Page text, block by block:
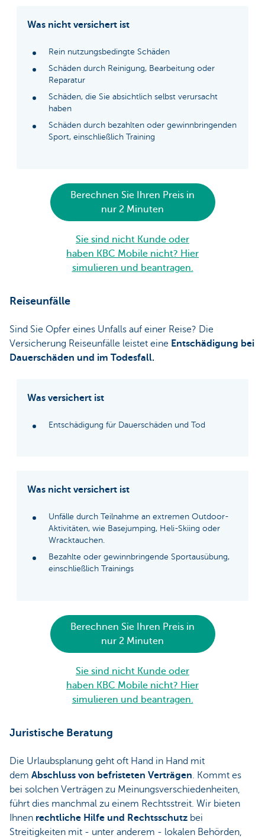
Was nicht versichert ist
Rein nutzungsbedingte Schäden
Schäden durch Reinigung, Bearbeitung oder
Reparatur
Schäden, die Sie absichtlich selbst verursacht
haben
Schäden durch bezahlten oder gewinnbringenden
Sport, einschließlich Training
Berechnen Sie Ihren Preis in
nur 2 Minuten
Sie sind nicht Kunde oder
haben KBC Mobile nicht? Hier
simulieren und beantragen.
Reiseunfälle
Sind Sie Opfer eines Unfalls auf einer Reise? Die
Versicherung Reiseunfälle leistet eine Entschädigung bei
Dauerschäden und im Todesfall.
Was versichert ist
Entschädigung für Dauerschäden und Tod
Was nicht versichert ist
Unfälle durch Teilnahme an extremen Outdoor-
Aktivitäten, wie Basejumping, Heli-Skiing oder
Wracktauchen.
Bezahlte oder gewinnbringende Sportausübung,
einschließlich Trainings
Berechnen Sie Ihren Preis in
nur 2 Minuten
Sie sind nicht Kunde oder
haben KBC Mobile nicht? Hier
simulieren und beantragen.
Juristische Beratung
Die Urlaubsplanung geht oft Hand in Hand mit
dem Abschluss von befristeten Verträgen. Kommt es
bei solchen Verträgen zu Meinungsverschiedenheiten,
führt dies manchmal zu einem Rechtsstreit. Wir bieten
Ihnen rechtliche Hilfe und Rechtsschutz bei
Streitigkeiten mit - unter anderem - lokalen Behörden,